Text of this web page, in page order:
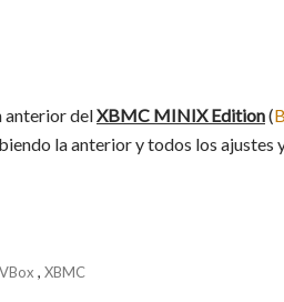
anterior delXBMC MINIX Edition(
la anterior y todos los ajustes
, XBMC